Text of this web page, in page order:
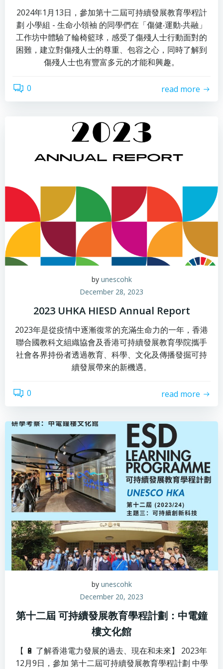
2024年1月13日，參加第十二屆可持續發展教育學程計
劃 小學組 - 生命小領袖 的同學們在「傷健‧運動‧共融」
工作坊中體驗了輪椅籃球，感受了傷殘人士行動面對的
困難，建立對傷殘人士的尊重、包容之心，同時了解到
傷殘人士也有豐富多元的才能和興趣。
0 read more
by unescohk
December 28, 2023
2023 UHKA HIESD Annual Report
2023年是從疫情中逐漸復常的充滿生命力的一年，香港
聯合國教科文組織協會及香港可持續發展教育學院攜手
社會各界持份者透過教育、科學、文化及傳播發掘可持
續發展帶來的新機遇。
0 read more
by unescohk
December 20, 2023
第十二屆 可持續發展教育學程計劃：中電鐘
樓文化館
【 🔋 了解香港電力發展的過去、現在和未來】 2023年
12月9日，參加 第十二屆可持續發展教育學程計劃 中學